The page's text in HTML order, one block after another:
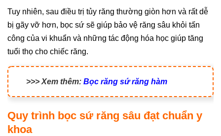
Tuy nhiên, sau điều trị tủy răng thường giòn hơn và rất dễ
bị gãy vỡ hơn, bọc sứ sẽ giúp bảo vệ răng sâu khỏi tấn
công của vi khuẩn và những tác động hóa học giúp tăng
tuổi thọ cho chiếc răng.
>>> Xem thêm: Bọc răng sứ răng hàm
Quy trình bọc sứ răng sâu đạt chuẩn y
khoa